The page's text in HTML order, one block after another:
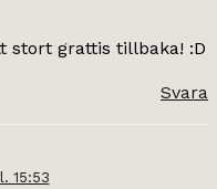
stort grattis tillbaka! :D
Svara
15:53